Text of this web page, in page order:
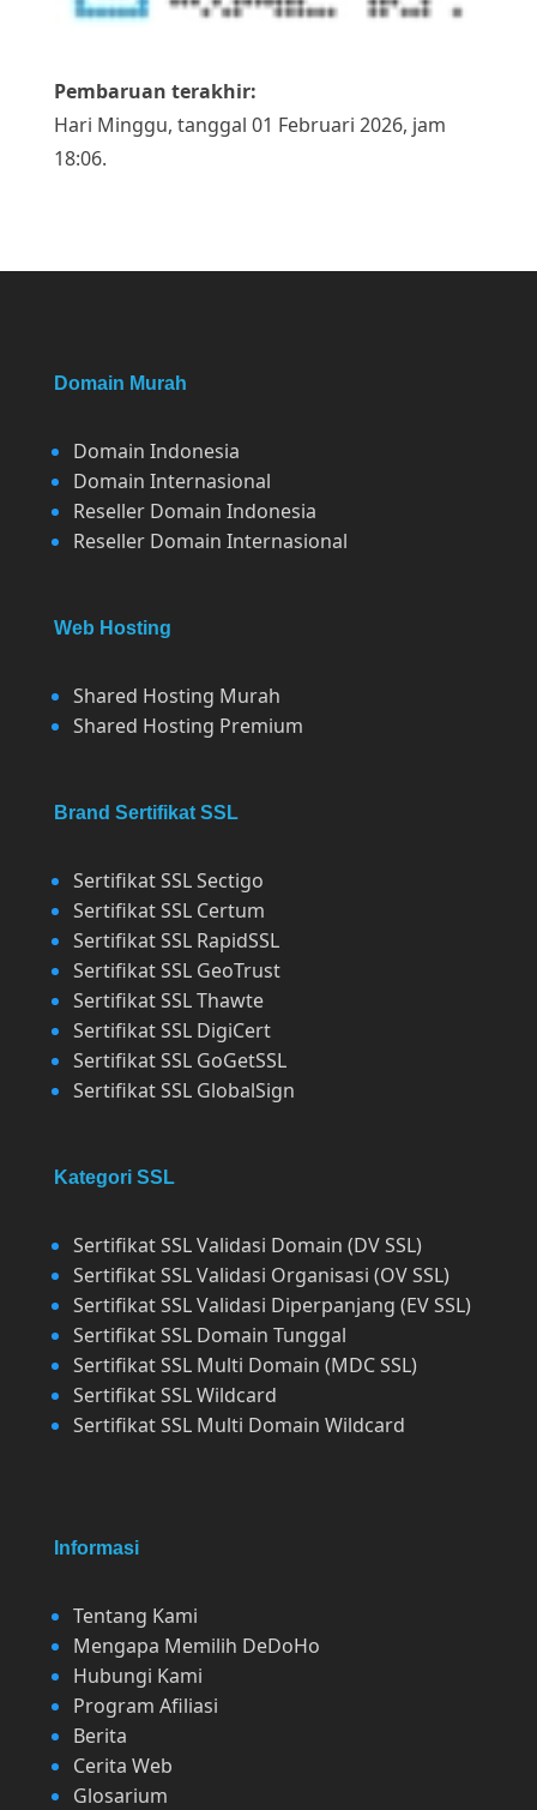
Pembaruan terakhir:
Hari Minggu, tanggal 01 Februari 2026, jam
18:06.
Domain Murah
Domain Indonesia
Domain Internasional
Reseller Domain Indonesia
Reseller Domain Internasional
Web Hosting
Shared Hosting Murah
Shared Hosting Premium
Brand Sertifikat SSL
Sertifikat SSL Sectigo
Sertifikat SSL Certum
Sertifikat SSL RapidSSL
Sertifikat SSL GeoTrust
Sertifikat SSL Thawte
Sertifikat SSL DigiCert
Sertifikat SSL GoGetSSL
Sertifikat SSL GlobalSign
Kategori SSL
Sertifikat SSL Validasi Domain (DV SSL)
Sertifikat SSL Validasi Organisasi (OV SSL)
Sertifikat SSL Validasi Diperpanjang (EV SSL)
Sertifikat SSL Domain Tunggal
Sertifikat SSL Multi Domain (MDC SSL)
Sertifikat SSL Wildcard
Sertifikat SSL Multi Domain Wildcard
Informasi
Tentang Kami
Mengapa Memilih DeDoHo
Hubungi Kami
Program Afiliasi
Berita
Cerita Web
Glosarium